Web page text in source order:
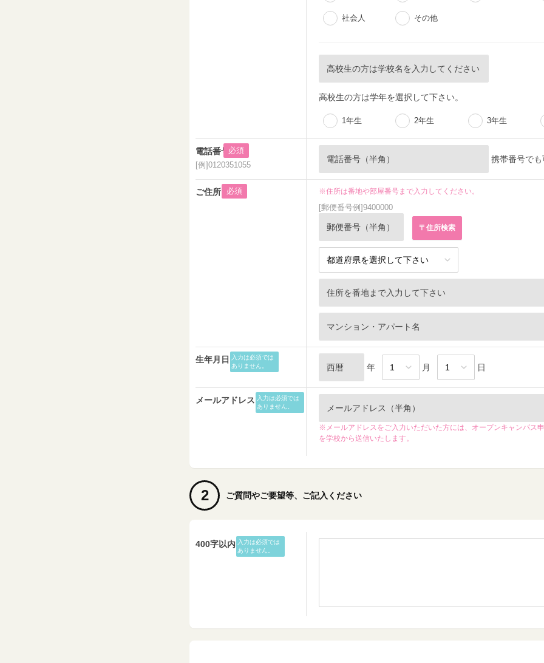
社会人 その他
高校生の方は学年を選択して下さい。
1年生 2年生 3年生
必須
電話番号
[例]0120351055
携帯番号でも
必須
ご住所
※住所は番地や部屋番号まで入力してください。
[郵便番号例]9400000
入力は必須では
ありません。
生年月日
年
月 日
入力は必須では
ありません。
メールアドレス
※メールアドレスをご入力いただいた方には、オープンキャンパス
を学校から送信いたします。
2 ご質問やご要望等、ご記入ください
400字以内 入力は必須では
ありません。